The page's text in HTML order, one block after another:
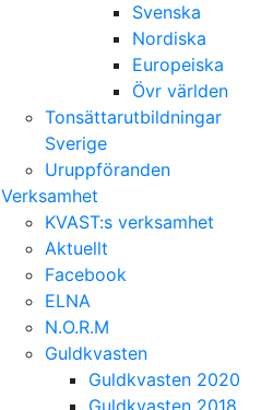
Svenska
Nordiska
Europeiska
Övr världen
Tonsättarutbildningar
Sverige
Uruppföranden
Verksamhet
KVAST:s verksamhet
Aktuellt
Facebook
ELNA
N.O.R.M
Guldkvasten
Guldkvasten 2020
Guldkvasten 2018